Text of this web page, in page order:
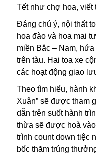
Tết như chợ hoa,
Đáng chú ý, nội thất
hoa đào và hoa mai
miền Bắc – Nam, hứa
trên tàu. Hai toa xe
các hoạt động giao
Theo tìm hiểu, hành
Xuân” sẽ được tham
dẫn trên suốt hành
thừa sẽ được hoà
trình count down tiệc
bốc thăm trúng